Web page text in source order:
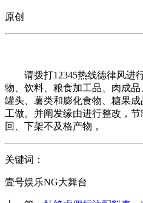
原创
请拨打12345热线德律风进行
物、饮料、粮食加工品、肉成
罐头、薯类和膨化食物、糖果
工做。并阐发缘由进行整改，
回、下架不及格产物，
关键词：
壹号娱乐NG大舞台